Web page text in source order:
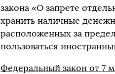
закона «О запрете
хранить наличные
расположенных за
пользоваться
Федеральный закон от 7